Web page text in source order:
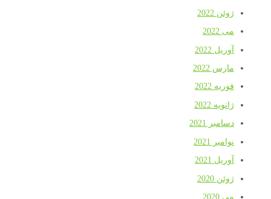
ژوئن 2022
می 2022
آوریل 2022
مارس 2022
فوریه 2022
ژانویه 2022
دسامبر 2021
نوامبر 2021
آوریل 2021
ژوئن 2020
می 2020